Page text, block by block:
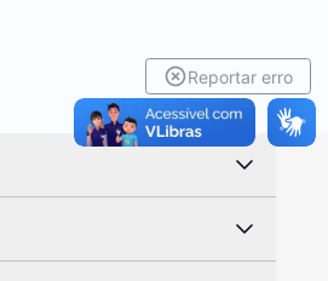
Reportar erro